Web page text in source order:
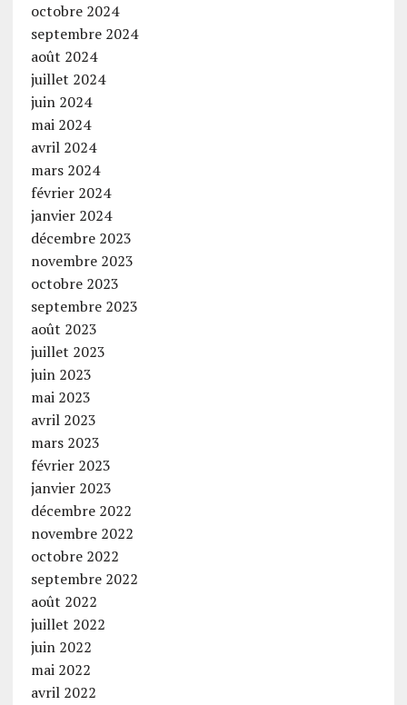
octobre 2024
septembre 2024
août 2024
juillet 2024
juin 2024
mai 2024
avril 2024
mars 2024
février 2024
janvier 2024
décembre 2023
novembre 2023
octobre 2023
septembre 2023
août 2023
juillet 2023
juin 2023
mai 2023
avril 2023
mars 2023
février 2023
janvier 2023
décembre 2022
novembre 2022
octobre 2022
septembre 2022
août 2022
juillet 2022
juin 2022
mai 2022
avril 2022